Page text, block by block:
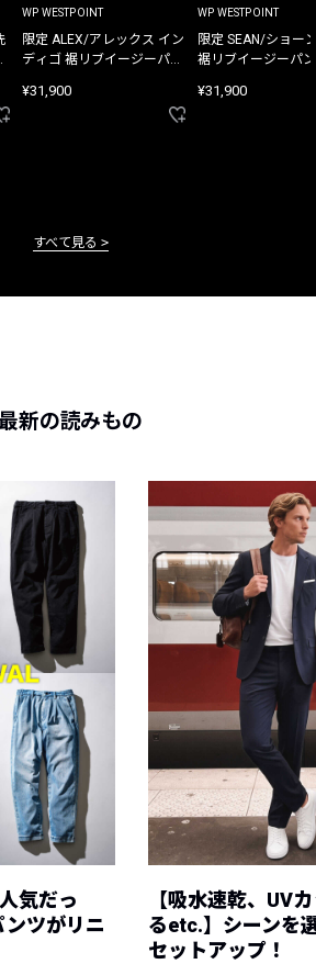
WP WESTPOINT
限定 ALEX/アレックス イン
ディゴ 裾リブイージーパン
¥31,900
WP WESTPOINT
限定 SEAN/ショー
裾リブイージーパ
¥31,900
すべて見る
新の読みもの
気だっ
ンツがリニ
【吸水速乾、UV
るetc.】シーンを
セットアップ！